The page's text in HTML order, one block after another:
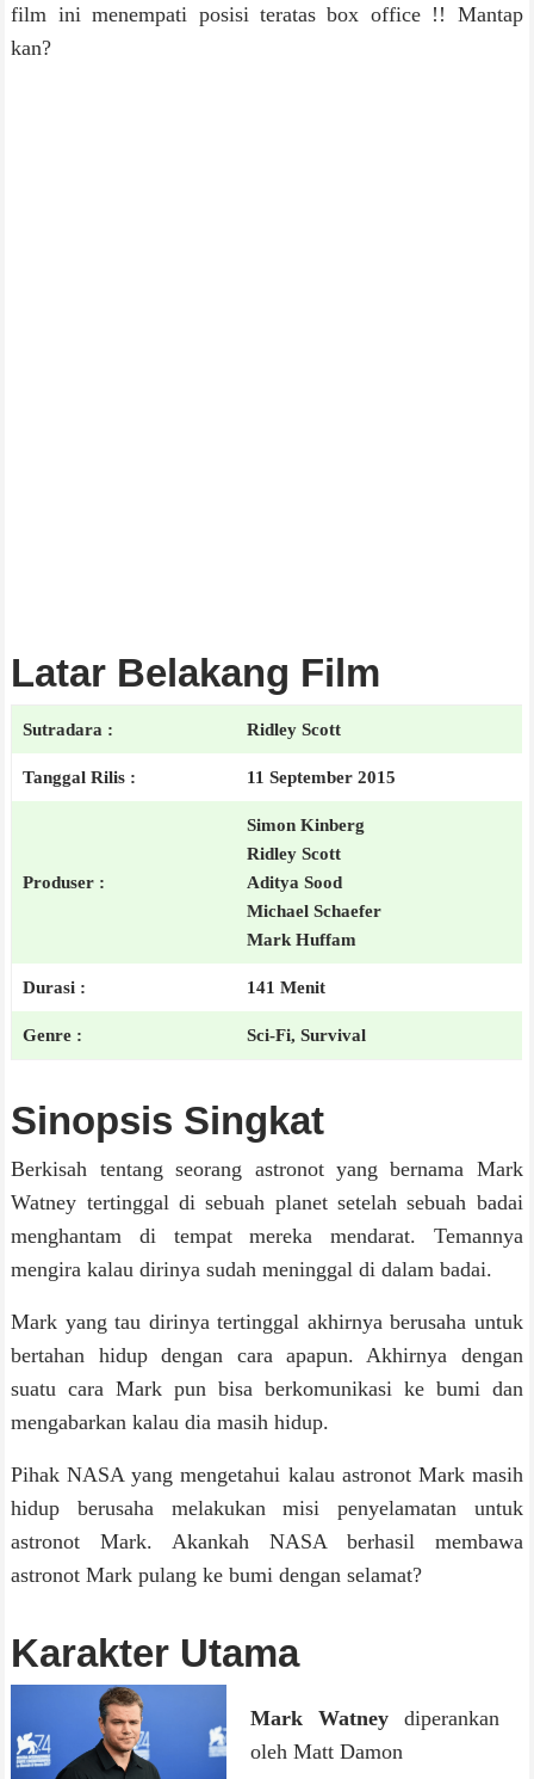
film ini menempati posisi teratas box office !! Mantap
kan?
Latar Belakang Film
Sutradara : Ridley Scott
Tanggal Rilis : 11 September 2015
Produser :
Simon Kinberg
Ridley Scott
Aditya Sood
Michael Schaefer
Mark Huffam
Durasi : 141 Menit
Genre : Sci-Fi, Survival
Sinopsis Singkat
Berkisah tentang seorang astronot yang bernama Mark
Watney tertinggal di sebuah planet setelah sebuah badai
menghantam di tempat mereka mendarat. Temannya
mengira kalau dirinya sudah meninggal di dalam badai.
Mark yang tau dirinya tertinggal akhirnya berusaha untuk
bertahan hidup dengan cara apapun. Akhirnya dengan
suatu cara Mark pun bisa berkomunikasi ke bumi dan
mengabarkan kalau dia masih hidup.
Pihak NASA yang mengetahui kalau astronot Mark masih
hidup berusaha melakukan misi penyelamatan untuk
astronot Mark. Akankah NASA berhasil membawa
astronot Mark pulang ke bumi dengan selamat?
Karakter Utama
Mark Watneydiperankan
oleh Matt Damon